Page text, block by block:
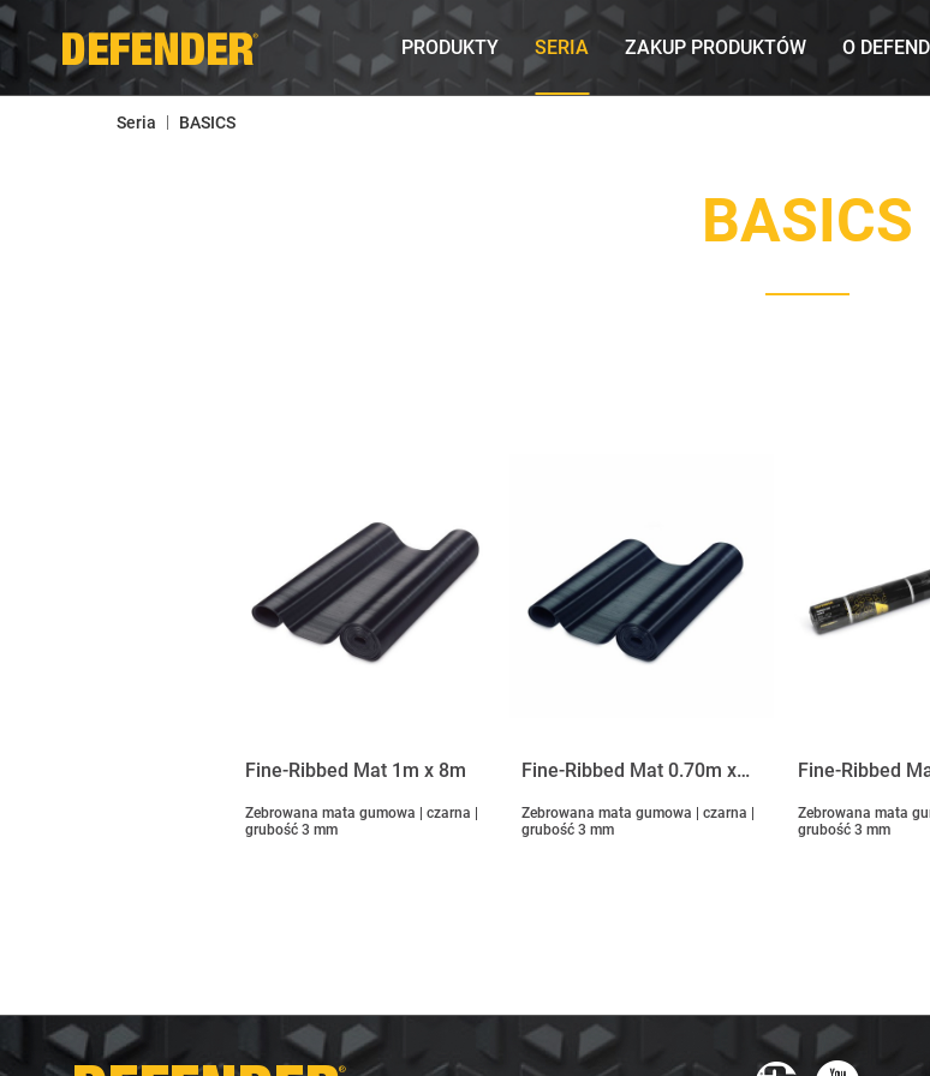
PRODUKTY SERIA ZAKUP PRODUKTÓW O
Seria | BASICS
BASICS
Fine-Ribbed Mat 1m x 8m
Zebrowana mata gumowa | czarna |
grubość 3 mm
Fine-Ribbed Mat 0.70m x…
Zebrowana mata gumowa | czarna |
grubość 3 mm
Fine-Ribbed
Zebrowana mata
grubość 3 mm